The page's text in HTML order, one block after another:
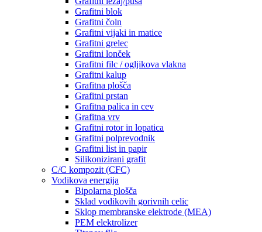
Grafitni blok
Grafitni čoln
Grafitni vijaki in matice
Grafitni grelec
Grafitni lonček
Grafitni filc / ogljikova vlakna
Grafitni kalup
Grafitna plošča
Grafitni prstan
Grafitna palica in cev
Grafitna vrv
Grafitni rotor in lopatica
Grafitni polprevodnik
Grafitni list in papir
Silikonizirani grafit
C/C kompozit (CFC)
Vodikova energija
Bipolarna plošča
Sklad vodikovih gorivnih celic
Sklop membranske elektrode (MEA)
PEM elektrolizer